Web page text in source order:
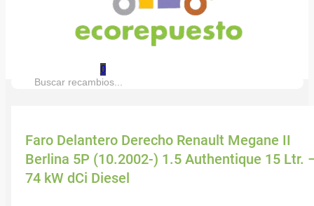
0
Buscar:
Faro Delantero Derecho Renault Megane II
Berlina 5P (10.2002-) 1.5 Authentique 15 Ltr.
74 kW dCi Diesel